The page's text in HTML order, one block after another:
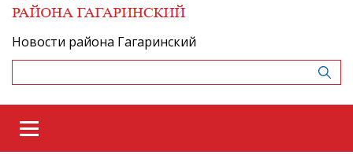
Новости района Гагаринский